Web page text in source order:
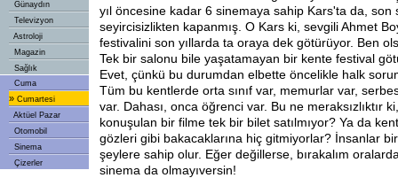
Günaydın
Televizyon
Astroloji
Magazin
Sağlık
Cuma
» Cumartesi
Aktüel Pazar
Otomobil
Sinema
Çizerler
yıl öncesine kadar 6 sinemaya sahip Kars'ta da, son
seyircisizlikten kapanmış. O Kars ki, sevgili Ahmet
festivalini son yıllarda ta oraya dek götürüyor. Ben
Tek bir salonu bile yaşatamayan bir kente festival
Evet, çünkü bu durumdan elbette öncelikle halk
Tüm bu kentlerde orta sınıf var, memurlar var,
var. Dahası, onca öğrenci var. Bu ne meraksızlıktır
konuşulan bir filme tek bir bilet satılmıyor? Ya da
gözleri gibi bakacaklarına hiç gitmiyorlar? İnsanlar
şeylere sahip olur. Eğer değillerse, bırakalım
sinema da olmayıversin!